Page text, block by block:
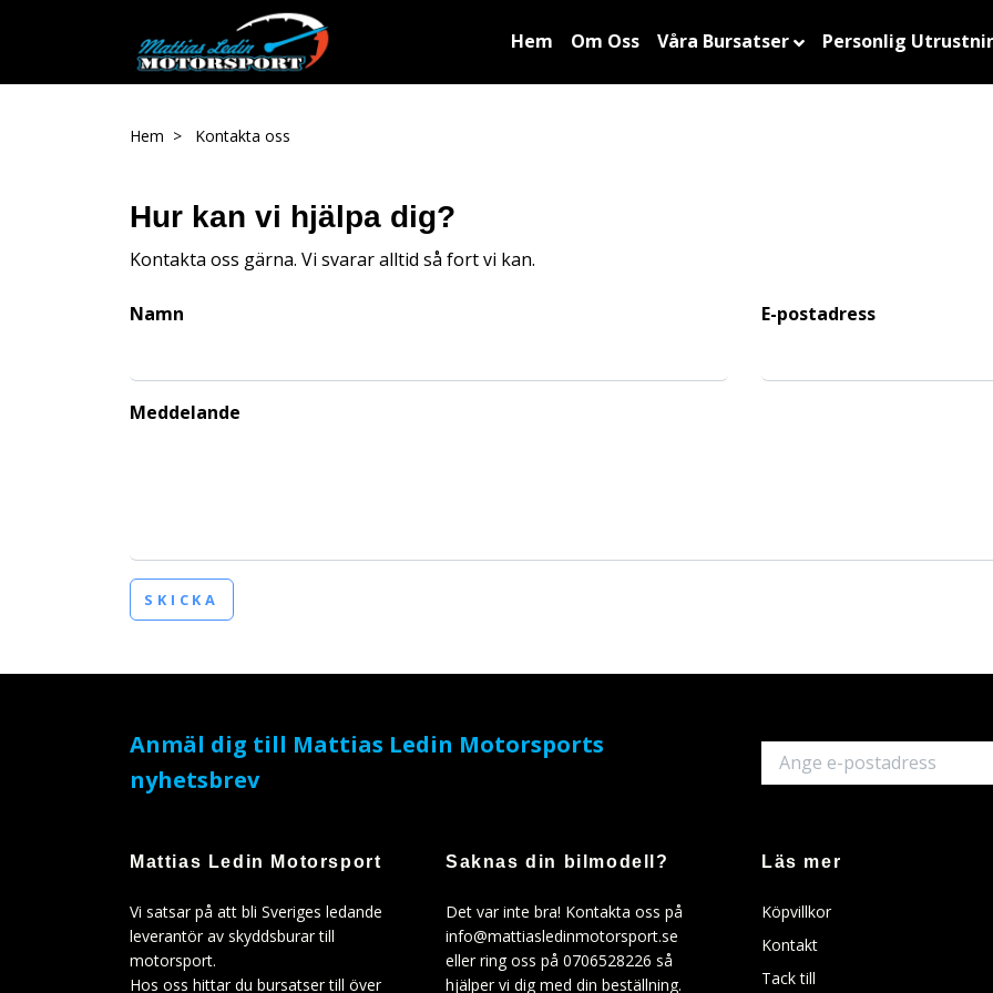
Hem Om Oss Våra Bursatser Personlig
Hem Kontakta oss
Hur kan vi hjälpa dig?
Kontakta oss gärna. Vi svarar alltid så fort vi kan.
Namn E-postadress
Meddelande
SKICKA
Anmäl dig till Mattias Ledin Motorsports
nyhetsbrev
Mattias Ledin Motorsport
Vi satsar på att bli Sveriges ledande
leverantör av skyddsburar till
motorsport.
Hos oss hittar du bursatser till över
Saknas din bilmodell?
Det var inte bra! Kontakta oss på
info@mattiasledinmotorsport.se
eller ring oss på 0706528226 så
hjälper vi dig med din beställning.
Läs mer
Köpvillkor
Kontakt
Tack till